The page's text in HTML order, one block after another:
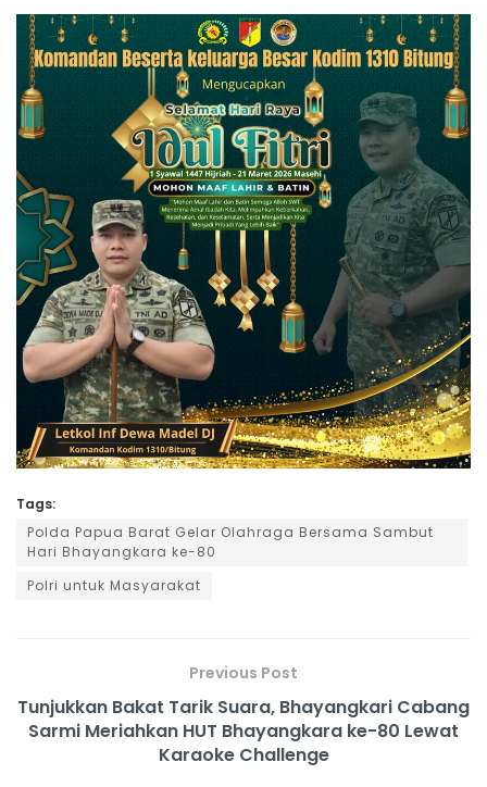
Tags:
Polda Papua Barat Gelar Olahraga Bersama Sambut
Hari Bhayangkara ke-80
Polri untuk Masyarakat
Previous Post
Tunjukkan Bakat Tarik Suara, Bhayangkari Cabang
Sarmi Meriahkan HUT Bhayangkara ke-80 Lewat
Karaoke Challenge